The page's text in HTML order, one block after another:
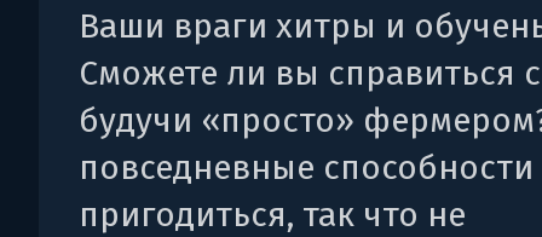
Ваши враги хитры и
Сможете ли вы справиться
будучи «просто»
повседневные способности
пригодиться, так что не